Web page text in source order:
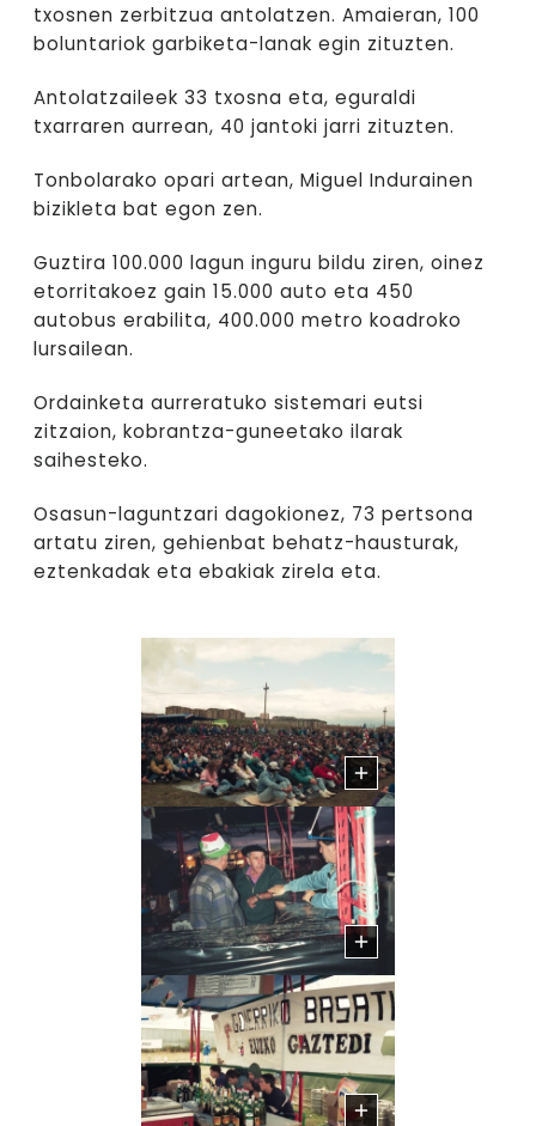
txosnen zerbitzua antolatzen. Amaieran, 100
boluntariok garbiketa-lanak egin zituzten.
Antolatzaileek 33 txosna eta, eguraldi
txarraren aurrean, 40 jantoki jarri zituzten.
Tonbolarako opari artean, Miguel Indurainen
bizikleta bat egon zen.
Guztira 100.000 lagun inguru bildu ziren, oinez
etorritakoez gain 15.000 auto eta 450
autobus erabilita, 400.000 metro koadroko
lursailean.
Ordainketa aurreratuko sistemari eutsi
zitzaion, kobrantza-guneetako ilarak
saihesteko.
Osasun-laguntzari dagokionez, 73 pertsona
artatu ziren, gehienbat behatz-hausturak,
eztenkadak eta ebakiak zirela eta.